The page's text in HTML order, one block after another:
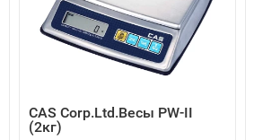
CAS Corp.Ltd.Весы PW-II
(2кг)